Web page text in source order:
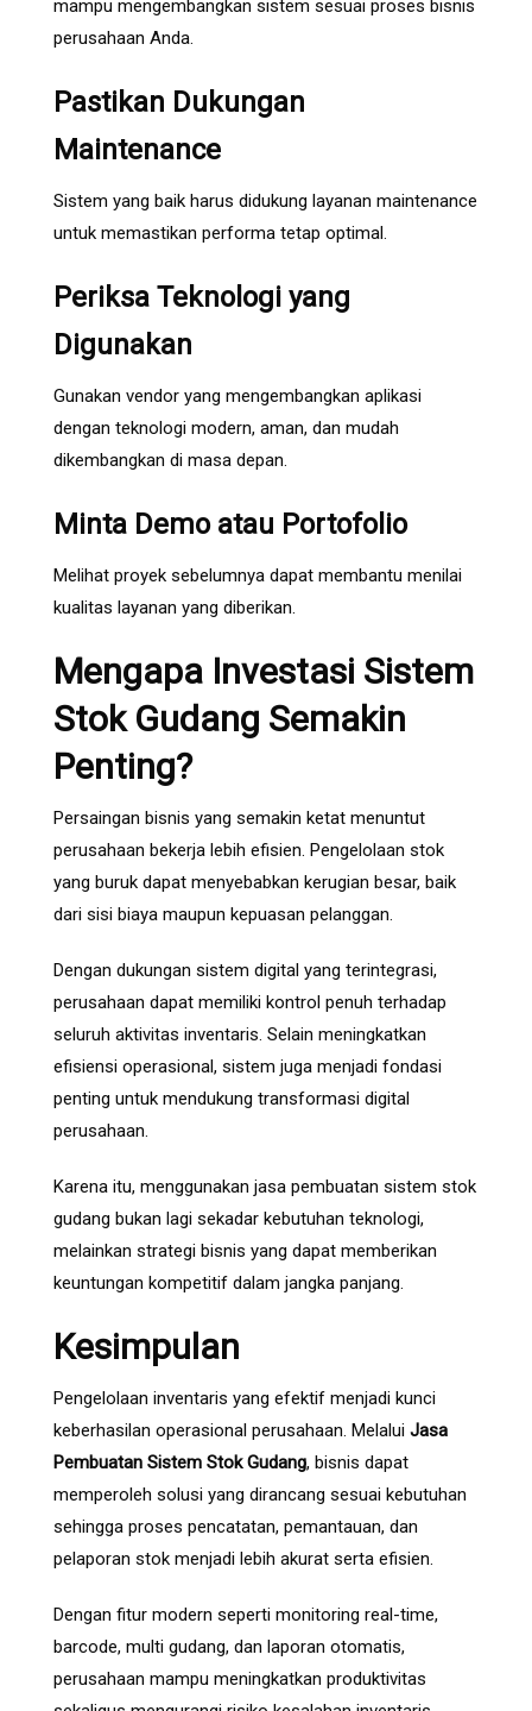
mampu mengembangkan sistem sesuai proses bisnis
perusahaan Anda.
Pastikan Dukungan
Maintenance
Sistem yang baik harus didukung layanan maintenance
untuk memastikan performa tetap optimal.
Periksa Teknologi yang
Digunakan
Gunakan vendor yang mengembangkan aplikasi
dengan teknologi modern, aman, dan mudah
dikembangkan di masa depan.
Minta Demo atau Portofolio
Melihat proyek sebelumnya dapat membantu menilai
kualitas layanan yang diberikan.
Mengapa Investasi Sistem
Stok Gudang Semakin
Penting?
Persaingan bisnis yang semakin ketat menuntut
perusahaan bekerja lebih efisien. Pengelolaan stok
yang buruk dapat menyebabkan kerugian besar, baik
dari sisi biaya maupun kepuasan pelanggan.
Dengan dukungan sistem digital yang terintegrasi,
perusahaan dapat memiliki kontrol penuh terhadap
seluruh aktivitas inventaris. Selain meningkatkan
efisiensi operasional, sistem juga menjadi fondasi
penting untuk mendukung transformasi digital
perusahaan.
Karena itu, menggunakan jasa pembuatan sistem stok
gudang bukan lagi sekadar kebutuhan teknologi,
melainkan strategi bisnis yang dapat memberikan
keuntungan kompetitif dalam jangka panjang.
Kesimpulan
Pengelolaan inventaris yang efektif menjadi kunci
keberhasilan operasional perusahaan. Melalui Jasa
Pembuatan Sistem Stok Gudang, bisnis dapat
memperoleh solusi yang dirancang sesuai kebutuhan
sehingga proses pencatatan, pemantauan, dan
pelaporan stok menjadi lebih akurat serta efisien.
Dengan fitur modern seperti monitoring real-time,
barcode, multi gudang, dan laporan otomatis,
perusahaan mampu meningkatkan produktivitas